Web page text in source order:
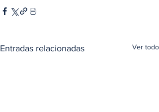
Entradas relacionadas Ver todo